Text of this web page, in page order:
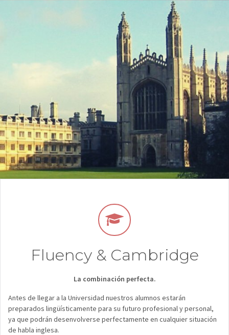
Fluency & Cambridge
La combinación perfecta.
Antes de llegar a la Universidad nuestros alumnos estarán
preparados lingüísticamente para su futuro profesional y personal,
ya que podrán desenvolverse perfectamente en cualquier situación
de habla inglesa.